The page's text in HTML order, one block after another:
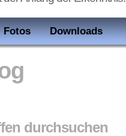
Fotos Downloads
durchsuchen